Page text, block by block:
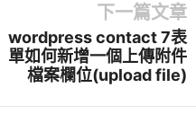
下一篇文章
wordpress contact 7表
單如何新增一個上傳附件
檔案欄位(upload file)